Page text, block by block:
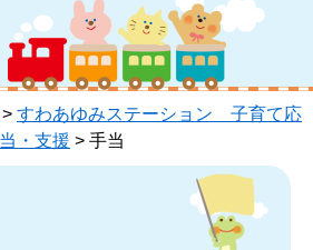
> すわあゆみステーション 子育て応
・支援 > 手当